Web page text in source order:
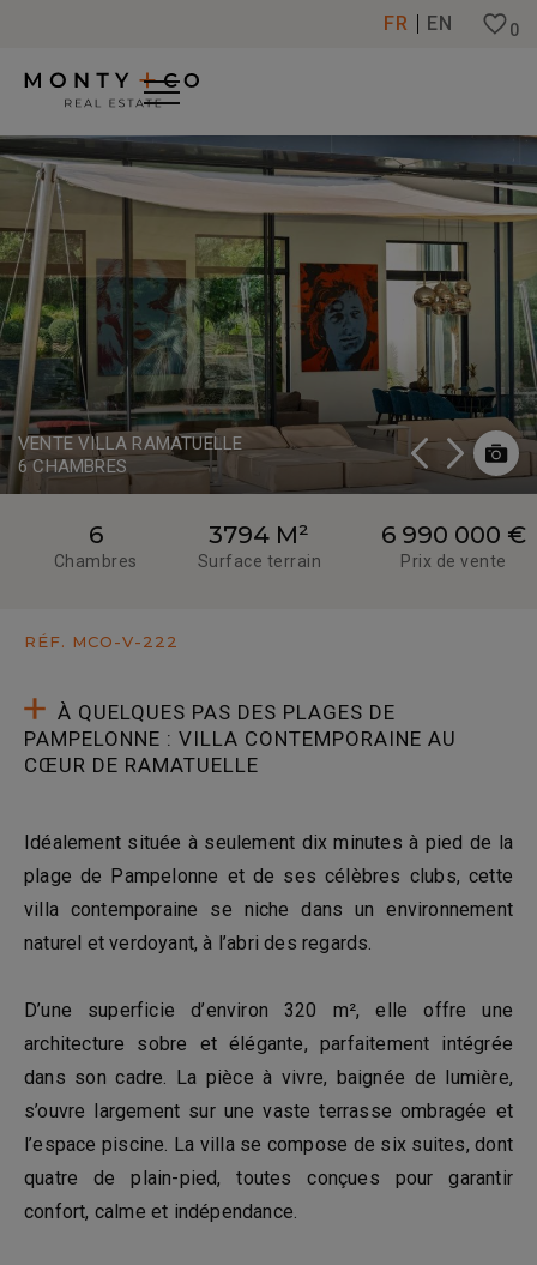
FR EN 0
VENTE VILLA RAMATUELLE
6 CHAMBRES
6
Chambres
3794 M²
Surface terrain
6 990 000 €
Prix de vente
RÉF. MCO-V-222
À QUELQUES PAS DES PLAGES DE
PAMPELONNE : VILLA CONTEMPORAINE AU
CŒUR DE RAMATUELLE
Idéalement située à seulement dix minutes à pied de la
plage de Pampelonne et de ses célèbres clubs, cette
villa contemporaine se niche dans un environnement
naturel et verdoyant, à l’abri des regards.
D’une superficie d’environ 320 m², elle offre une
architecture sobre et élégante, parfaitement intégrée
dans son cadre. La pièce à vivre, baignée de lumière,
s’ouvre largement sur une vaste terrasse ombragée et
l’espace piscine. La villa se compose de six suites, dont
quatre de plain-pied, toutes conçues pour garantir
confort, calme et indépendance.